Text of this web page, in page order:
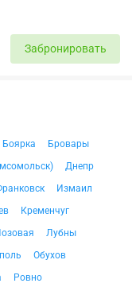
Забронировать
Боярка
Бровары
Днепр
Измаил
Кременчуг
Лубны
Обухов
Ровно